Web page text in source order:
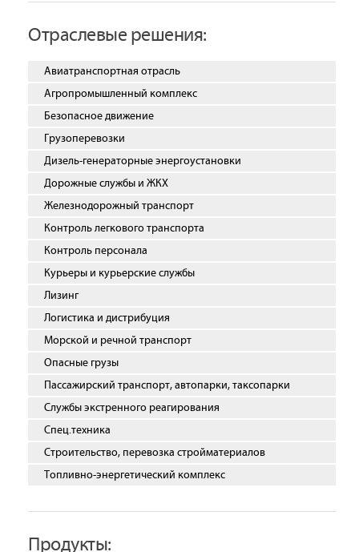
Отраслевые решения:
Авиатранспортная отрасль
Агропромышленный комплекс
Безопасное движение
Грузоперевозки
Дизель-генераторные энергоустановки
Дорожные службы и ЖКХ
Железнодорожный транспорт
Контроль легкового транспорта
Контроль персонала
Курьеры и курьерские службы
Лизинг
Логистика и дистрибуция
Морской и речной транспорт
Опасные грузы
Пассажирский транспорт, автопарки, таксопарки
Службы экстренного реагирования
Спец.техника
Строительство, перевозка стройматериалов
Топливно-энергетический комплекс
Продукты: